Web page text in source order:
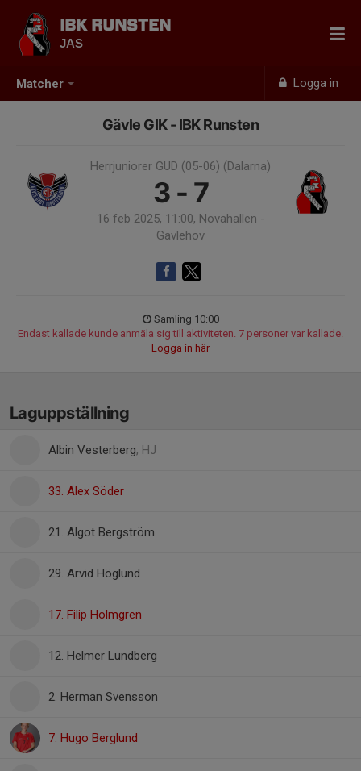
Matcher Logga in
IBK RUNSTEN
JAS
Gävle GIK - IBK Runsten
Herrjuniorer GUD (05-06) (Dalarna)
3 - 7
16 feb 2025, 11:00, Novahallen -
Gavlehov
Samling 10:00
Endast kallade kunde anmäla sig till aktiviteten. 7 personer var kallade.
Logga in här
Laguppställning
Albin Vesterberg, HJ
33. Alex Söder
21. Algot Bergström
29. Arvid Höglund
17. Filip Holmgren
12. Helmer Lundberg
2. Herman Svensson
7. Hugo Berglund